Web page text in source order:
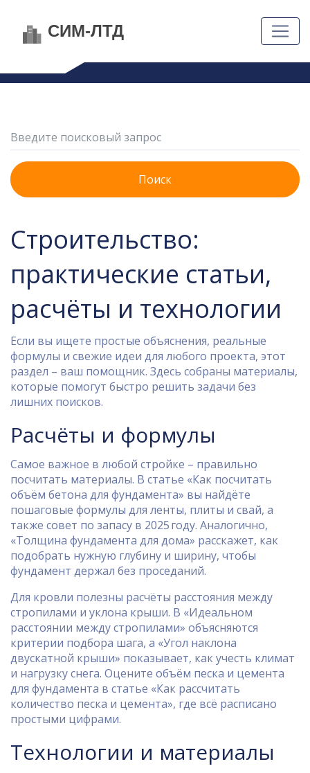
Поиск
Строительство:
практические статьи,
расчёты и технологии
Если вы ищете простые объяснения, реальные
формулы и свежие идеи для любого проекта, этот
раздел – ваш помощник. Здесь собраны материалы,
которые помогут быстро решить задачи без
лишних поисков.
Расчёты и формулы
Самое важное в любой стройке – правильно
посчитать материалы. В статье «Как посчитать
объём бетона для фундамента» вы найдёте
пошаговые формулы для ленты, плиты и свай, а
также совет по запасу в 2025 году. Аналогично,
«Толщина фундамента для дома» расскажет, как
подобрать нужную глубину и ширину, чтобы
фундамент держал без проседаний.
Для кровли полезны расчёты расстояния между
стропилами и уклона крыши. В «Идеальном
расстоянии между стропилами» объясняются
критерии подбора шага, а «Угол наклона
двускатной крыши» показывает, как учесть климат
и нагрузку снега. Оцените объём песка и цемента
для фундамента в статье «Как рассчитать
количество песка и цемента», где всё расписано
простыми цифрами.
Технологии и материалы